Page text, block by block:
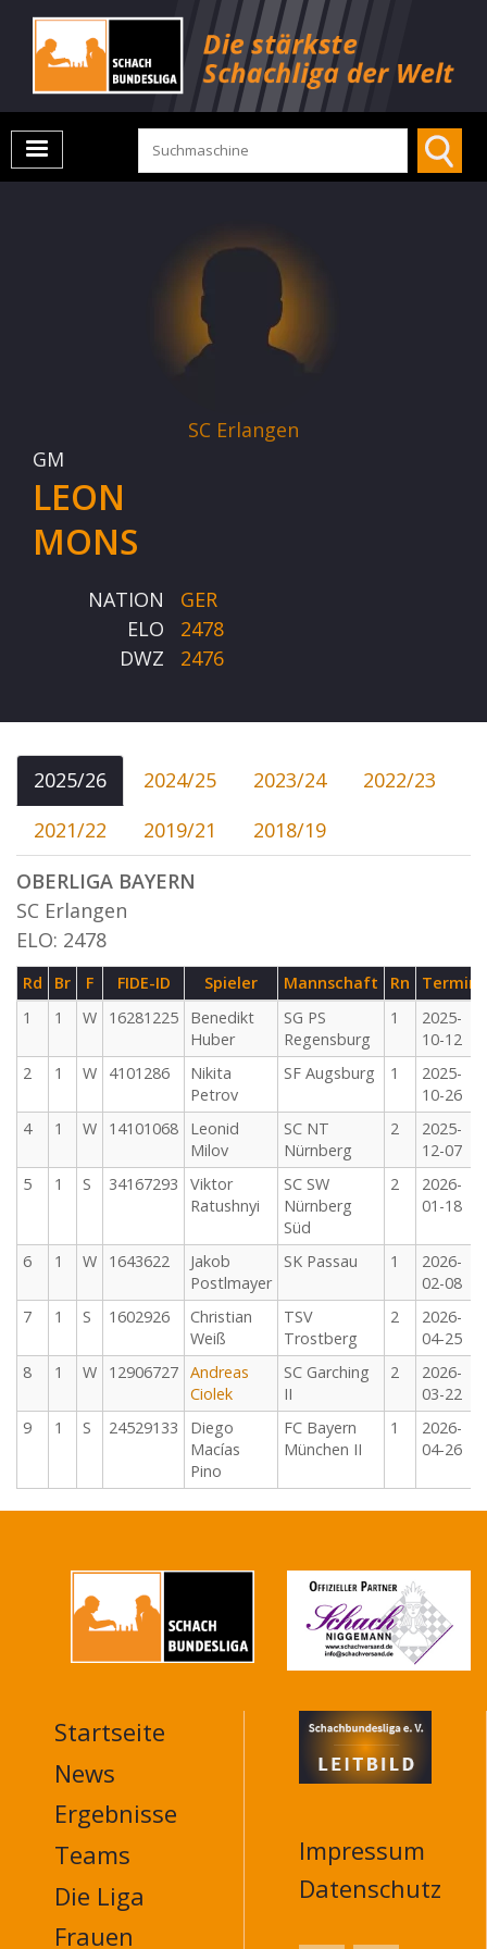
SC Erlangen
GM
LEON
MONS
NATION
GER
ELO
2478
DWZ
2476
2025/26 2024/25 2023/24
2022/23
2021/22
2019/21
2018/19
OBERLIGA BAYERN
SC Erlangen
ELO: 2478
Rd Br F FIDE-ID Spieler Mannschaft Rn
Termin
1
1 W 16281225
Benedikt
Huber
SG PS
Regensburg
1
2025-
10-12
2
1 W 4101286
Nikita
Petrov
SF Augsburg 1
2025-
10-26
4
1 W 14101068
Leonid
Milov
SC NT
Nürnberg
2
2025-
12-07
5
1 S 34167293
Viktor
Ratushnyi
SC SW
Nürnberg
Süd
2
2026-
01-18
6 1 W 1643622
Jakob
Postlmayer
SK Passau 1
2026-
02-08
7
1 S 1602926
Christian
Weiß
TSV
Trostberg
2
2026-
04-25
8
1 W 12906727 Andreas
Ciolek
SC Garching
II
2
2026-
03-22
9
1 S 24529133
Diego
Macías
Pino
FC Bayern
München II
1
2026-
04-26
MAIN
NAVIGATION
FOOTER
Startseite
News
Ergebnisse
Teams
Die Liga
Frauen
Impressum
Datenschutz